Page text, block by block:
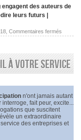
Chris
Baraniuk,
–
recueil
Dellisse,
collaborateur
annoncé
dans
Le
Monde
engagent des auteurs de
leurs futurs |
Commentaires fermés
Nike
engagent
des
auteurs
de
prédire
leurs
RP
à votre service
n'ont jamais autant
fait peur, excite...
que suscitent
un extraordinaire
des entreprises et